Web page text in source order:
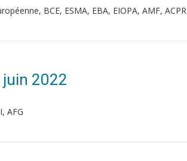
BCE, ESMA, EBA, EIOPA, AMF, ACPR
2022
AFG